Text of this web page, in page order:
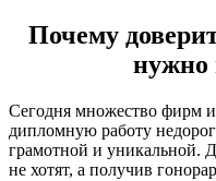
Почему
нужно
Сегодня множество фирм
дипломную работу
грамотной и уникальной.
не хотят, а получив